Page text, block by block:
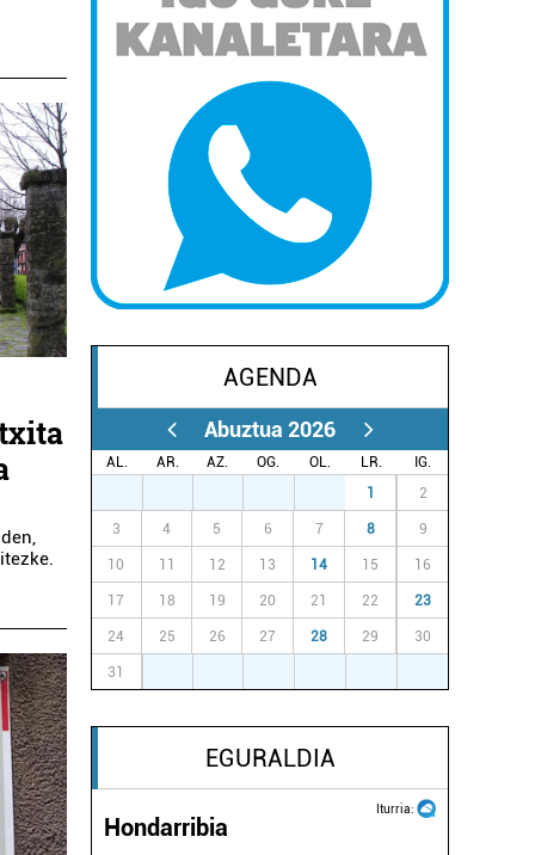
AGENDA
Abuztua 2026
AL. AR. AZ. OG. OL. LR.
IG.
1 2
3 4 5 6 7 8 9
10 11 12 13 14 15 16
17 18 19 20 21 22 23
24 25 26 27 28 29 30
31
EGURALDIA
Iturria:
Hondarribia